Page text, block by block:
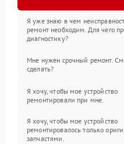
Я уже знаю в чем
ремонт необходим. Для чего
диагностику?
Мне нужен срочный ремонт.
сделать?
Я хочу, чтобы мое устройство
ремонтировали при мне.
Я хочу, чтобы мое устройство
ремонтировалось только
запчастями.